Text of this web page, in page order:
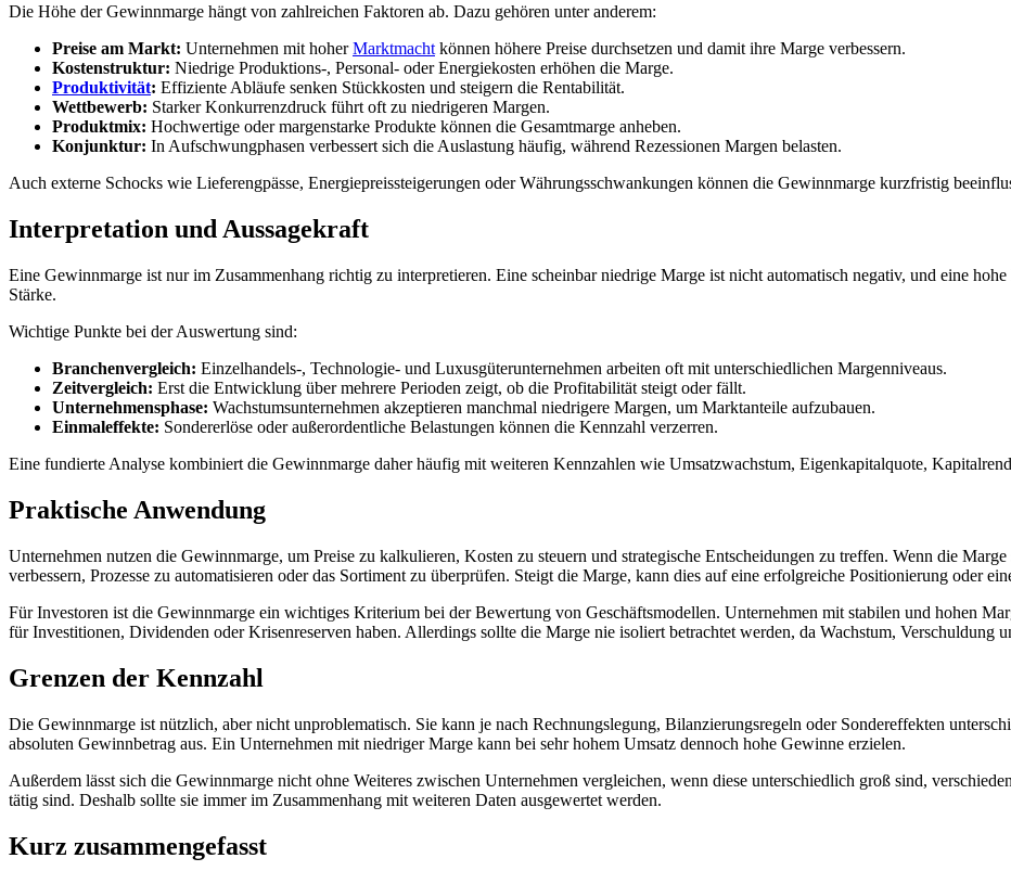
Die Höhe der Gewinnmarge hängt von zahlreichen Faktoren ab. Dazu gehören unter anderem:
Preise am Markt: Unternehmen mit hoherMarktmachtkönnen höhere Preise durchsetzen und damit ihre Marge verbessern.
Kostenstruktur: Niedrige Produktions-, Personal- oder Energiekosten erhöhen die Marge.
Produktivität: Effiziente Abläufe senken Stückkosten und steigern die Rentabilität.
Wettbewerb: Starker Konkurrenzdruck führt oft zu niedrigeren Margen.
Produktmix: Hochwertige oder margenstarke Produkte können die Gesamtmarge anheben.
Konjunktur: In Aufschwungphasen verbessert sich die Auslastung häufig, während Rezessionen Margen belasten.
Auch externe Schocks wie Lieferengpässe, Energiepreissteigerungen oder Währungsschwankungen können die Gewinnmarge kurzfristig
Interpretation und Aussagekraft
Eine Gewinnmarge ist nur im Zusammenhang richtig zu interpretieren. Eine scheinbar niedrige Marge ist nicht automatisch negativ, und eine
Stärke.
Wichtige Punkte bei der Auswertung sind:
Branchenvergleich: Einzelhandels-, Technologie- und Luxusgüterunternehmen arbeiten oft mit unterschiedlichen Margenniveaus.
Zeitvergleich: Erst die Entwicklung über mehrere Perioden zeigt, ob die Profitabilität steigt oder fällt.
Unternehmensphase: Wachstumsunternehmen akzeptieren manchmal niedrigere Margen, um Marktanteile aufzubauen.
Einmaleffekte: Sondererlöse oder außerordentliche Belastungen können die Kennzahl verzerren.
Eine fundierte Analyse kombiniert die Gewinnmarge daher häufig mit weiteren Kennzahlen wie Umsatzwachstum, Eigenkapitalquote,
Praktische Anwendung
Unternehmen nutzen die Gewinnmarge, um Preise zu kalkulieren, Kosten zu steuern und strategische Entscheidungen zu treffen. Wenn die
verbessern, Prozesse zu automatisieren oder das Sortiment zu überprüfen. Steigt die Marge, kann dies auf eine erfolgreiche Positionierung oder
Für Investoren ist die Gewinnmarge ein wichtiges Kriterium bei der Bewertung von Geschäftsmodellen. Unternehmen mit stabilen und hohen
für Investitionen, Dividenden oder Krisenreserven haben. Allerdings sollte die Marge nie isoliert betrachtet werden, da Wachstum, Verschuldung
Grenzen der Kennzahl
Die Gewinnmarge ist nützlich, aber nicht unproblematisch. Sie kann je nach Rechnungslegung, Bilanzierungsregeln oder Sondereffekten
absoluten Gewinnbetrag aus. Ein Unternehmen mit niedriger Marge kann bei sehr hohem Umsatz dennoch hohe Gewinne erzielen.
Außerdem lässt sich die Gewinnmarge nicht ohne Weiteres zwischen Unternehmen vergleichen, wenn diese unterschiedlich groß sind,
tätig sind. Deshalb sollte sie immer im Zusammenhang mit weiteren Daten ausgewertet werden.
Kurz zusammengefasst